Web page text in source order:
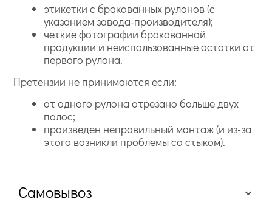
этикетки с бракованных рулонов (с
указанием завода-производителя);
четкие фотографии бракованной
продукции и неиспользованные остатки от
первого рулона.
Претензии не принимаются если:
от одного рулона отрезано больше двух
полос;
произведен неправильный монтаж (и из-за
этого возникли проблемы со стыком).
Самовывоз